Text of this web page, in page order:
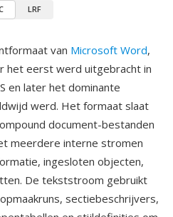
LRF
van Microsoft Word,
het eerst werd uitgebracht in
en later het dominante
werd. Het formaat slaat
document-bestanden
meerdere interne stromen
ingesloten objecten,
De tekststroom gebruikt
sectiebeschrijvers,